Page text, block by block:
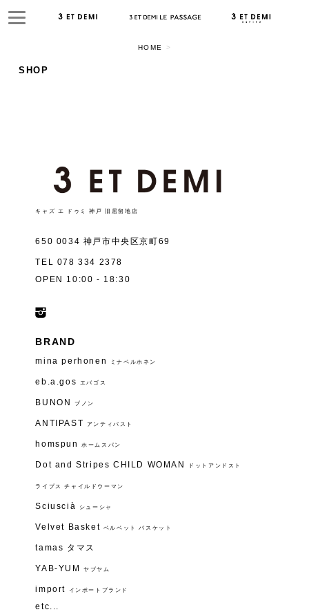
HOME >
SHOP
キャズ エ ドゥミ 神戸 旧居留地店
650 0034 神戸市中央区京町69
TEL 078 334 2378
OPEN 10:00 - 18:30
BRAND
mina perhonen ミナペルホネン
eb.a.gos エバゴス
BUNONブノン
ANTIPAST アンティパスト
homspun ホームスパン
Dot and Stripes CHILD WOMAN ドットアンドスト
ライプス チャイルドウーマン
Sciuscià シューシャ
Velvet Basket ベルベット バスケット
tamas タマス
YAB-YUMヤブヤム
import インポートブランド
etc...